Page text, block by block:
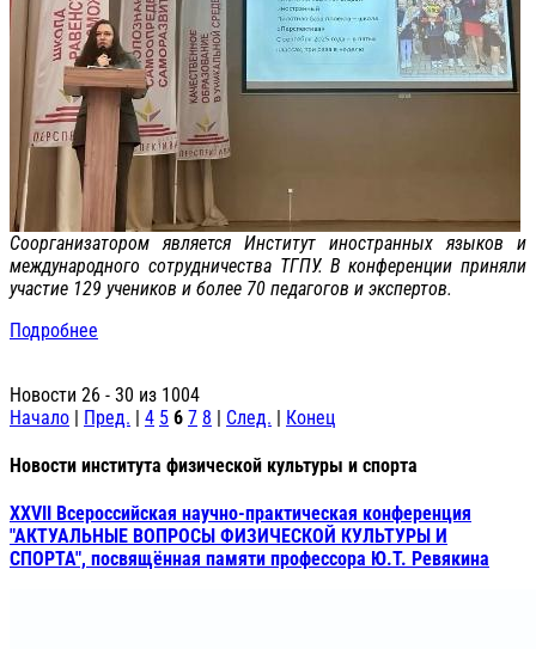
Cоорганизатором является Институт иностранных языков и
международного сотрудничества ТГПУ. В конференции приняли
участие 129 учеников и более 70 педагогов и экспертов.
Подробнее
Новости 26 - 30 из 1004
Начало | Пред. | 4 5 6 7 8 | След. | Конец
Новости института физической культуры и спорта
XXVII Всероссийская научно-практическая конференция
"АКТУАЛЬНЫЕ ВОПРОСЫ ФИЗИЧЕСКОЙ КУЛЬТУРЫ И
СПОРТА", посвящённая памяти профессора Ю.Т. Ревякина